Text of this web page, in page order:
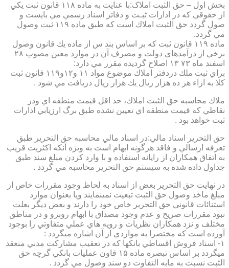
بخش اول – حق الثبت املاک:با عنايت به ماده ۱۱۸ قانون ثبت يكي
از حقوقي كه در ادارات ثبـت و دفاتر اسناد رسمي مي بايست و
صول گردد حق الثبت املاك است كه طبق ماده ۱۱۹ ثبت وصول
مي گردد.
ماده ۱۱۹ قانون ثبت كه بر اساس بند س از ماده يك قانون وصول
برخي از درآمدهاي دولت و مصرف آن در موارد معين مصوب ۲۸
اسفند ماه ۷۳ ۱۳ اصلاح گرديده مقرر مي دارد:
براي ثبت ملك دردفتر املاك موضوع مواد ۱۱ و۱۲و۱۱۹ قانون ثبت
كلا به ازاء هر ده هزار ريال يك هزار ريال دريافت مي شود .
ملاك محاسبه حق الثبت املاك، حد اقل قيمت منطقه اي ودر
نقاطي كه قيمت منطقه اي تعيين نشده طبق برگ ارزيابي ادارات
ثبت خواهد بود .
حق التحرير اسناد مالي:در اسناد مالي محاسبه حق التحرير طبق
تعرفه ارسالي و فاقد هرگونه ابهام است به ويژه آنكه اكثريت قريب
به اتفاق همكاران از رايانه استفاده و با وارد كردن مبلغ سند طبق
جداول داده شده به سيستم حق التحرير محاسبه مي گردد .
در نهايت حق التحرير بعض از اسناد به لحاظ وجود مقررات خاص از
مبلغ ماخذ وصول حق الثبت تبعيت نمينمايند ويا بعنوان موارد
استنائات قانوني حق التحرير خاص خود را دارند و بعض ديگر بعلت
نبود مقررات صريح و عدم وجود مصداق با ابهام روبرو و در مناطق
مختلف و نزد همكاران نظريات و رويه هاي عملي متفاوتي را بوجود
آورده است كه مختصرا به مواردي از آن اشاره ميگردد :
۱- اسناد فروش اقساطي بانكها كه در تعقيب مشاركت مدني منعقد
ميگردد بر اساس تبصره ماده ۱۵ قاون عمليات بانكي گرچه حق
الثبت نسبت به مابه التفاوت دو سند وصول مي گردد .